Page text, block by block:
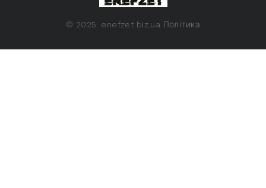
© 2025. enefzet.biz.ua Політика